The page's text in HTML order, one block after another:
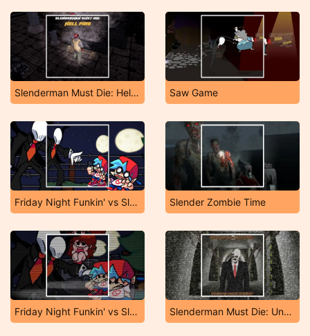
Slenderman Must Die: Hell Fire Saw Game
Friday Night Funkin' vs Slender Man Slender Zombie Time
Friday Night Funkin' vs Slender Slenderman Must Die: Underground Bunker 2021